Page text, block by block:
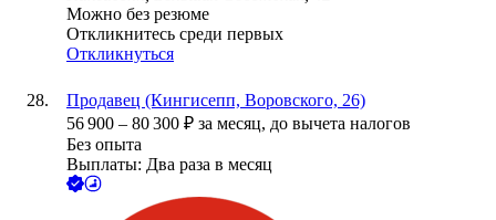
Можно без резюме
Откликнитесь среди первых
Откликнуться
Продавец (Кингисепп, Воровского, 26)
56 900 – 80 300 ₽ за месяц, до вычета налогов
Без опыта
Выплаты: Два раза в месяц